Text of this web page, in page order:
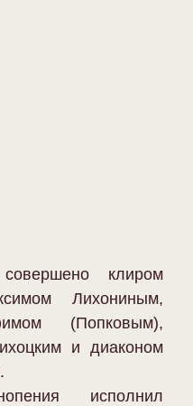
клиром
Лихониным,
(Попковым),
и диаконом
исполнил